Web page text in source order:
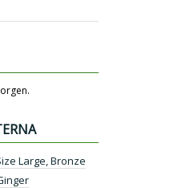
Large, Bronze